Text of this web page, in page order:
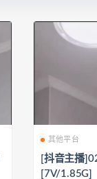
其他平台
[抖音主播
[7V/1.85G]